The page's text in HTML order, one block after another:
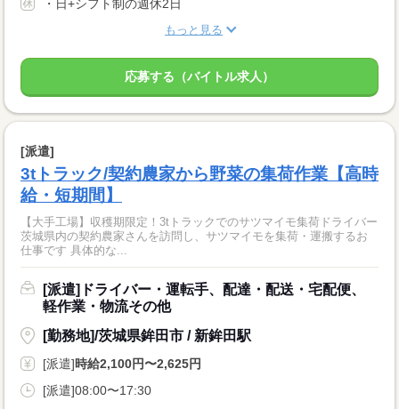
・日+シフト制の週休2日
もっと見る
応募する（バイトル求人）
[派遣]
3tトラック/契約農家から野菜の集荷作業【高時
給・短期間】
【大手工場】収穫期限定！3tトラックでのサツマイモ集荷ドライバー
茨城県内の契約農家さんを訪問し、サツマイモを集荷・運搬するお
仕事です 具体的な...
[派遣]ドライバー・運転手、配達・配送・宅配便、
軽作業・物流その他
[勤務地]/茨城県鉾田市 / 新鉾田駅
[派遣]時給2,100円〜2,625円
[派遣]08:00〜17:30